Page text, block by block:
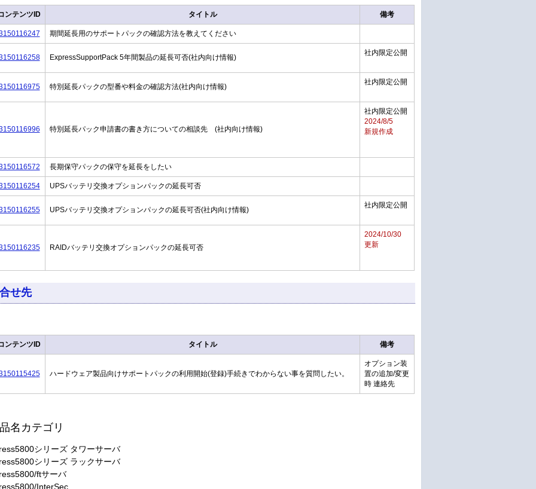
ンテンツID タイトル 備考
期間延長用のサポートパックの確認方法を教えてください
ExpressSupportPack 5年間製品の延長可否(社内向け情報)
社内限定公開
特別延長パックの型番や料金の確認方法(社内向け情報)
社内限定公開
特別延長パック申請書の書き方についての相談先 (社内向け情報)
社内限定公開
2024/8/5
新規作成
長期保守パックの保守を延長をしたい
UPSバッテリ交換オプションパックの延長可否
UPSバッテリ交換オプションパックの延長可否(社内向け情報)
社内限定公開
RAIDバッテリ交換オプションパックの延長可否
2024/10/30
更新
せ先
ンテンツID タイトル 備考
ハードウェア製品向けサポートパックの利用開始(登録)手続きでわからない事を質問したい。
オプション装
置の追加/変更
時 連絡先
名カテゴリ
シリーズ タワーサーバ
シリーズ ラックサーバ
ftサーバ
InterSec